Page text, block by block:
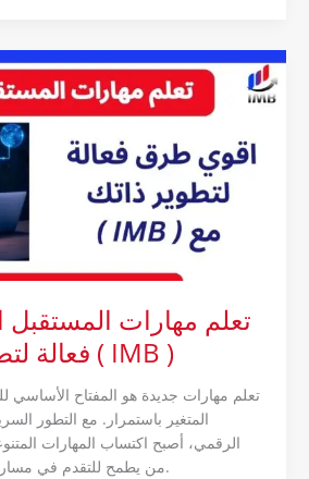
فعالة لتطوير ذاتك مع ( IMB )
تعلم مهارات جديدة هو المفتاح
المتغير باستمرار. مع التطور
الرقمي، أصبح اكتساب المهارات
من يطمح للتقدم في مساره المهني أو الشخصي.